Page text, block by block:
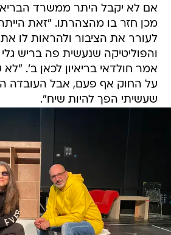
אם לא יקבל היתר ממשרד
מכן חזר בו מהצהרתו. "זאת
לעורר את הציבור ולהראות לו
והפוליטיקה שנעשית פה בריש גלי
אמר חולדאי בריאיון לכאן ב'.
על החוק אף פעם, אבל העובדה
שעשיתי הפך להיות שיח".